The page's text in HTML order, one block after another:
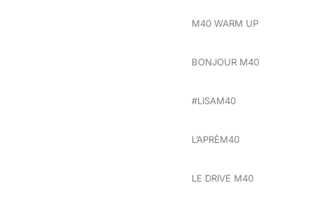
M40 WARM UP
BONJOUR M40
#LISAM40
L’APRÈM40
LE DRIVE M40